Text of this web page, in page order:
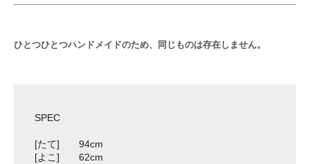
ひとつひとつハンドメイドのため、同じものは存在しません。
SPEC
[たて] 94cm
[よこ] 62cm